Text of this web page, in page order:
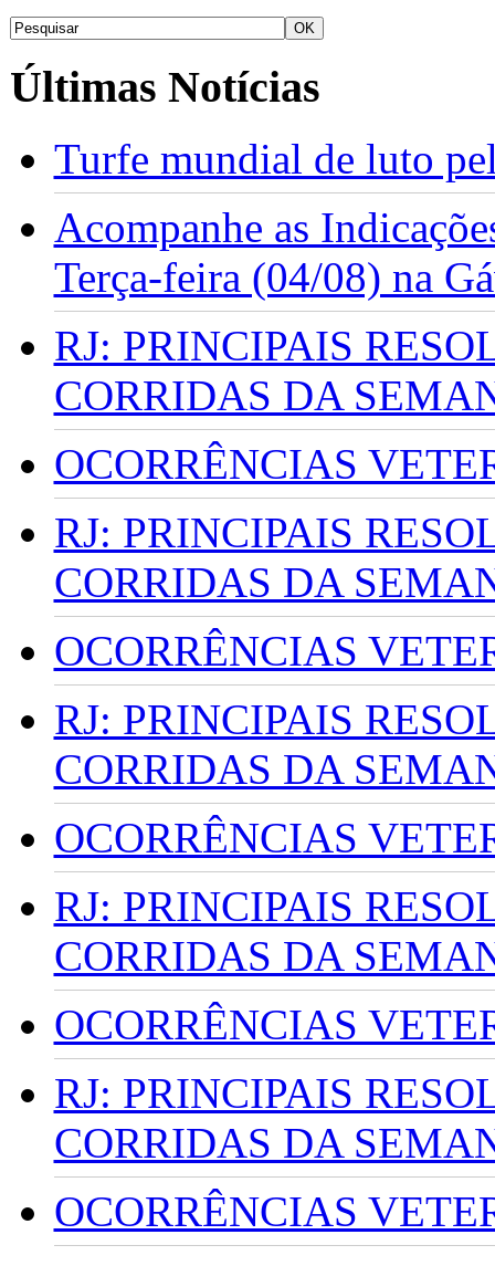
Últimas Notícias
Turfe mundial de luto
Acompanhe as
Terça-feira (04/08) na
RJ: PRINCIPAIS
CORRIDAS DA
OCORRÊNCIAS
RJ: PRINCIPAIS
CORRIDAS DA
OCORRÊNCIAS
RJ: PRINCIPAIS
CORRIDAS DA
OCORRÊNCIAS
RJ: PRINCIPAIS
CORRIDAS DA
OCORRÊNCIAS
RJ: PRINCIPAIS
CORRIDAS DA
OCORRÊNCIAS